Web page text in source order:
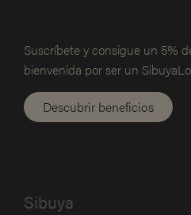
Suscríbete y consigue un 5%
bienvenida por ser un
Descubrir beneficios
Sibuya